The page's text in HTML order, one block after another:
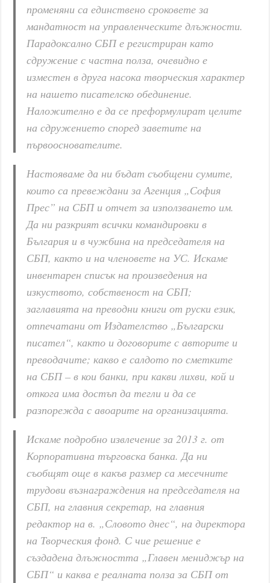
променяни са единствено сроковете за
мандатност на управленческите длъжности.
Парадоксално СБП е регистриран като
сдружение с частна полза, очевидно е
изместен в друга насока творческия характер
на нашето писателско обединение.
Наложително е да се преформулират целите
на сдружението според заветите на
първооснователите.
Настояваме да ни бъдат съобщени сумите,
които са превеждани за Агенция „София
Прес” на СБП и отчет за използването им.
Да ни разкрият всички командировки в
България и в чужбина на председателя на
СБП, както и на членовете на УС. Искаме
инвентарен списък на произведения на
изкуството, собственост на СБП;
заглавията на преводни книги от руски език,
отпечатани от Издателство „Български
писател“, както и договорите с авторите и
преводачите; какво е салдото по сметките
на СБП – в кои банки, при какви лихви, кой и
откога има достъп да тегли и да се
разпорежда с авоарите на организацията.
Искаме подробно извлечение за 2013 г. от
Корпоративна търговска банка. Да ни
съобщят още в какъв размер са месечните
трудови възнаграждения на председателя на
СБП, на главния секретар, на главния
редактор на в. „Словото днес“, на директора
на Творческия фонд. С чие решение е
създадена длъжността „Главен мениджър на
СБП“ и каква е реалната полза за СБП от